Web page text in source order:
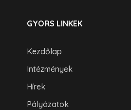
GYORS LINKEK
Kezdőlap
Intézmények
Hírek
Pályázatok